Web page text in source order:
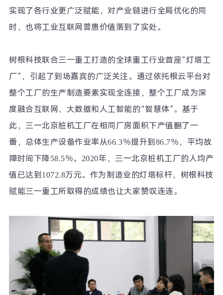
实现了各行业更广泛赋能，对产业链进行全局优化的同
时，也将工业互联网普惠价值落到了实处。
树根科技联合三一重工打造的全球重工行业首座“灯塔工
厂” ，引起了到场嘉宾的广泛关注。通过依托根云平台对
整个工厂的生产制造要素实现全连接，整个工厂成为深
度融合互联网、大数据和人工智能的“智慧体” 。基于
此，三一北京桩机工厂在相同厂房面积下产值翻了一
番，总体生产设备作业率从66.3％提升到 86.7％，平均故
障时间下降58.5％。 2020年，三一北京桩机工厂的人均产
值已达到 1072.8万元。作为制造业的灯塔标杆，树根科技
赋能三一重工所取得的成绩也让大家赞叹连连。